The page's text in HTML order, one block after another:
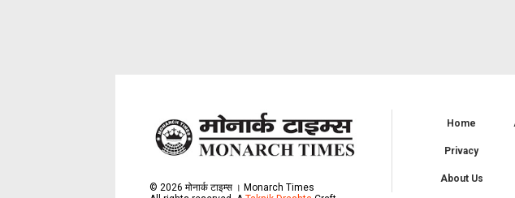
©2026 मोनार्क टाइम्स । Monarch Times
Home
Privacy
About Us